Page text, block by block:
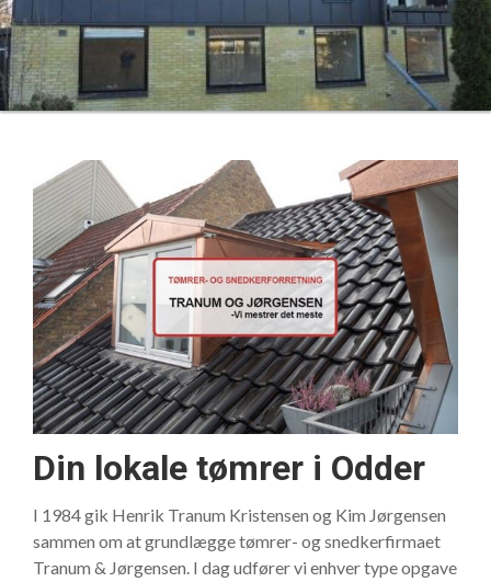
Din lokale tømrer i Odder
I 1984 gik Henrik Tranum Kristensen og Kim Jørgensen
sammen om at grundlægge tømrer- og snedkerfirmaet
Tranum & Jørgensen. I dag udfører vi enhver type opgave